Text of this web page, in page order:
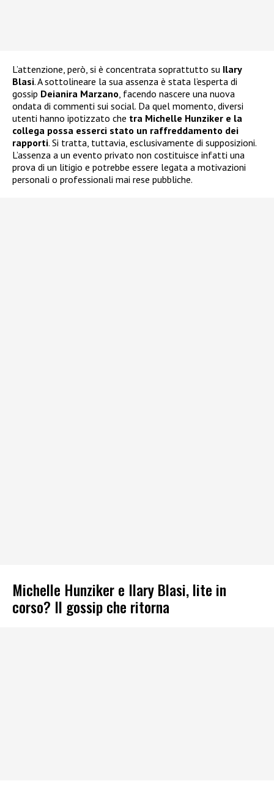
L’attenzione, però, si è concentrata soprattutto su Ilary
Blasi. A sottolineare la sua assenza è stata l’esperta di
gossip Deianira Marzano , facendo nascere una nuova
ondata di commenti sui social. Da quel momento, diversi
utenti hanno ipotizzato che tra Michelle Hunziker e la
collega possa esserci stato un raffreddamento dei
rapporti. Si tratta, tuttavia, esclusivamente di supposizioni.
L’assenza a un evento privato non costituisce infatti una
prova di un litigio e potrebbe essere legata a motivazioni
personali o professionali mai rese pubbliche.
Michelle Hunziker e Ilary Blasi, lite in
corso? Il gossip che ritorna